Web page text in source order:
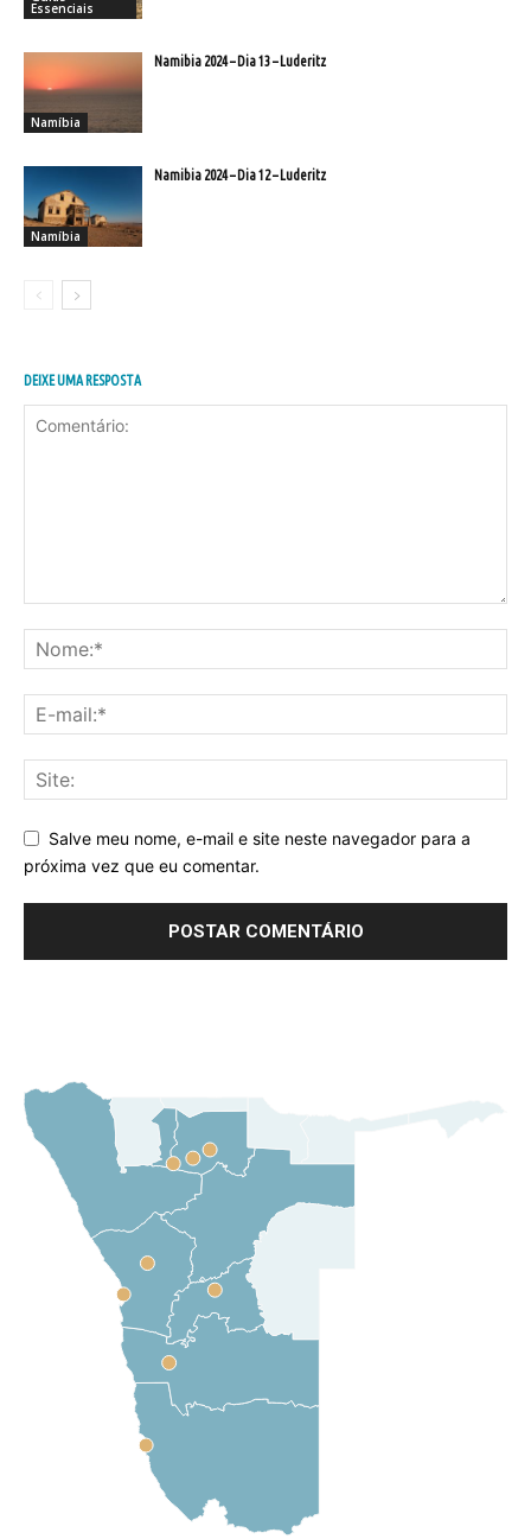
Essenciais
Namíbia
Namibia 2024 – Dia 13 – Luderitz
Namíbia
Namibia 2024 – Dia 12 – Luderitz
DEIXE UMA RESPOSTA
Salve meu nome, e-mail e site neste navegador para a
próxima vez que eu comentar.